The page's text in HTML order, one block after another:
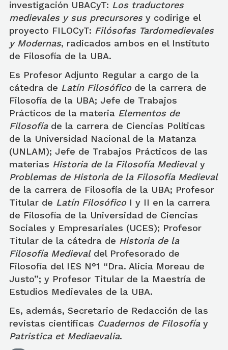
investigación UBACyT: Los traductores
medievales y sus precursoresy codirige el
proyecto FILOCyT: Filósofas Tardomedievales
y Modernas, radicados ambos en el Instituto
de Filosofía de la UBA.
Es Profesor Adjunto Regular a cargo de la
cátedra de Latín Filosóficode la carrera de
Filosofía de la UBA; Jefe de Trabajos
Prácticos de la materia Elementos de
Filosofíade la carrera de Ciencias Políticas
de la Universidad Nacional de la Matanza
(UNLAM); Jefe de Trabajos Prácticos de las
materias Historia de la Filosofía Medievaly
Problemas de Historia de la Filosofía Medieval
de la carrera de Filosofía de la UBA; Profesor
Titular de Latín FilosóficoI y II en la carrera
de Filosofía de la Universidad de Ciencias
Sociales y Empresariales (UCES); Profesor
Titular de la cátedra de Historia de la
Filosofía Medievaldel Profesorado de
Filosofía del IES N°1 “Dra. Alicia Moreau de
Justo”; y Profesor Titular de la Maestría de
Estudios Medievales de la UBA.
Es, además, Secretario de Redacción de las
revistas científicas Cuadernos de Filosofíay
Patristica et Mediaevalia.